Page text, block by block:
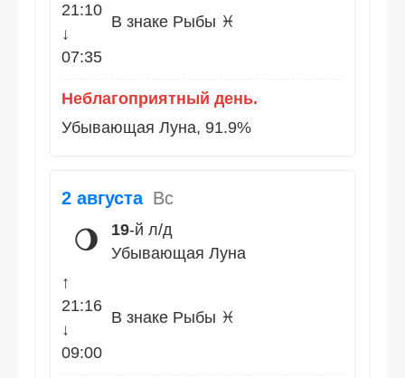
21:10
↓
07:35
В знаке Рыбы ♓
Неблагоприятный день.
Убывающая Луна, 91.9%
2 августа Вс
🌖 19-й л/д
Убывающая Луна
↑
21:16
↓
09:00
В знаке Рыбы ♓